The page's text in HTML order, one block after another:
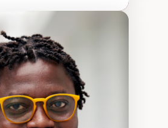
la ville et représentations
formes et usages au Canada
et représentations des
immigrantes dans l'espace
et urbain
et patrimonialisation
et décolonisation des